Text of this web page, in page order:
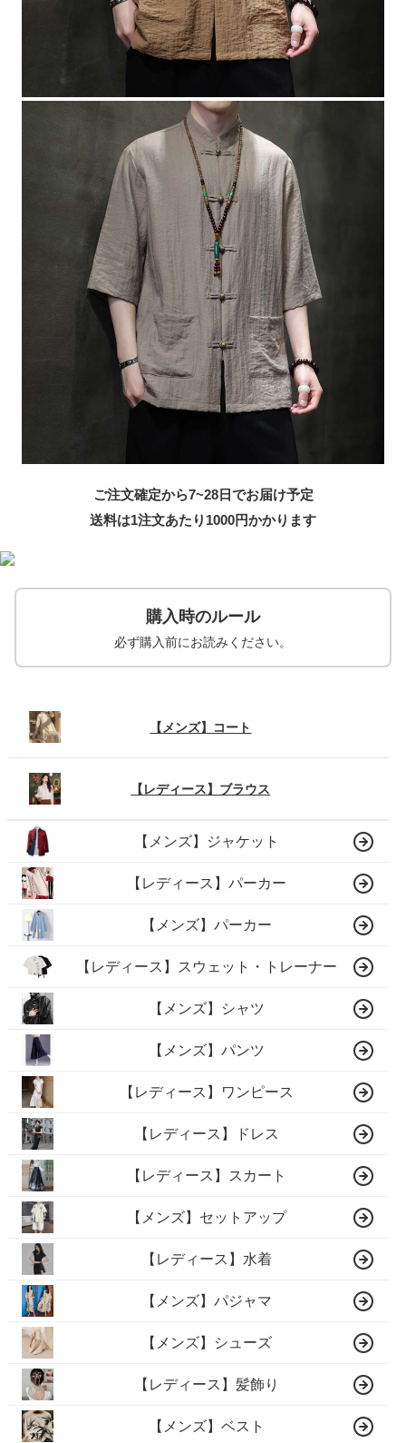
ご注文確定から7~28日でお届け予定
送料は1注文あたり 1000円かかります
購入時のルール
必ず購入前にお読みください。
【メンズ】コート
【レディース】ブラウス
【メンズ】ジャケット
【レディース】パーカー
【メンズ】パーカー
【レディース】スウェット・トレーナー
【メンズ】シャツ
【メンズ】パンツ
【レディース】ワンピース
【レディース】ドレス
【レディース】スカート
【メンズ】セットアップ
【レディース】水着
【メンズ】パジャマ
【メンズ】シューズ
【レディース】髪飾り
【メンズ】ベスト